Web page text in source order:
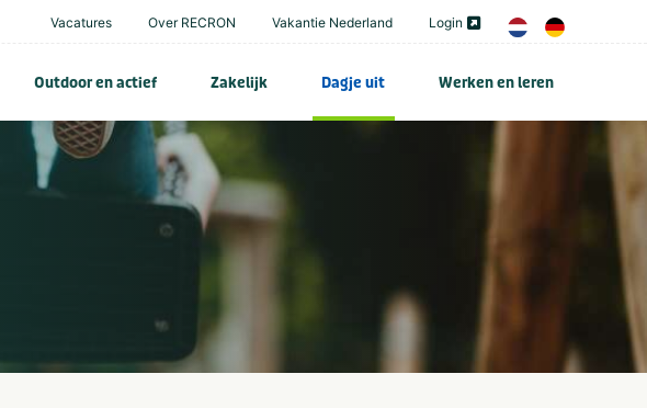
Vacatures Over RECRON Vakantie Nederland Login
Outdoor en actief Zakelijk Dagje uit Werken en leren